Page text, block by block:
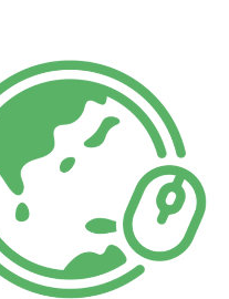
流行，完全受了社會經濟
來自20、30年前的沖泡奶
好稍帶有「焦味」的牛奶
響，發生化學鍵結變化也會
一部分廠商的說法是，臺